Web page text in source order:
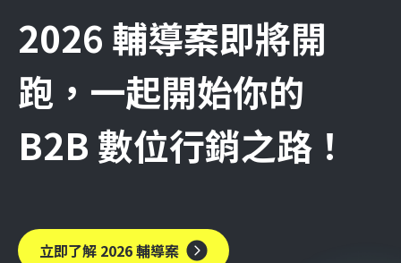
2026 輔導案即將開
跑，一起開始你的
B2B 數位行銷之路！
立即了解 2026 輔導案